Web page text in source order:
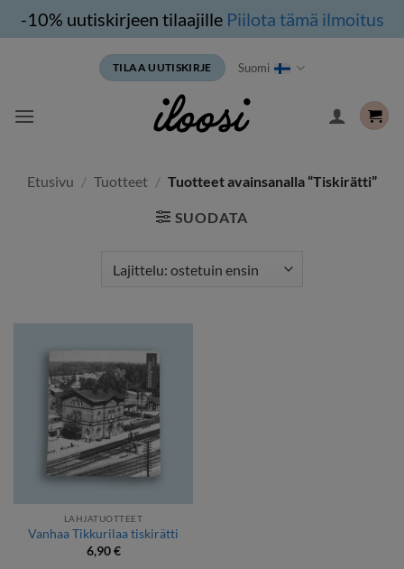
-10% uutiskirjeen tilaajille Piilota tämä ilmoitus
TILAA UUTISKIRJE Suomi
Etusivu / Tuotteet / Tuotteet avainsanalla “Tiskirätti”
SUODATA
LAHJATUOTTEET
Vanhaa Tikkurilaa tiskirätti
6,90€